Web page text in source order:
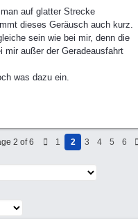
auf glatter Strecke
dieses Geräusch auch kurz.
sein wie bei mir, denn die
außer der Geradeausfahrt
was dazu ein.
2 of 6 1 2 3 4 5
6